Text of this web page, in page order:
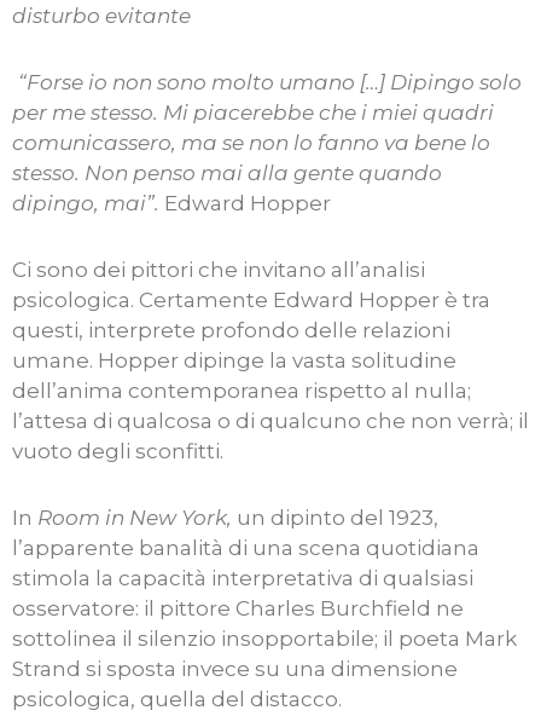
disturbo evitante
“Forse io non sono molto umano […] Dipingo solo
per me stesso. Mi piacerebbe che i miei quadri
comunicassero, ma se non lo fanno va bene lo
stesso. Non penso mai alla gente quando
dipingo, mai”. Edward Hopper
Ci sono dei pittori che invitano all’analisi
psicologica. Certamente Edward Hopper è tra
questi, interprete profondo delle relazioni
umane. Hopper dipinge la vasta solitudine
dell’anima contemporanea rispetto al nulla;
l’attesa di qualcosa o di qualcuno che non verrà; il
vuoto degli sconfitti.
In Room in New York, un dipinto del 1923,
l’apparente banalità di una scena quotidiana
stimola la capacità interpretativa di qualsiasi
osservatore: il pittore Charles Burchfield ne
sottolinea il silenzio insopportabile; il poeta Mark
Strand si sposta invece su una dimensione
psicologica, quella del distacco.